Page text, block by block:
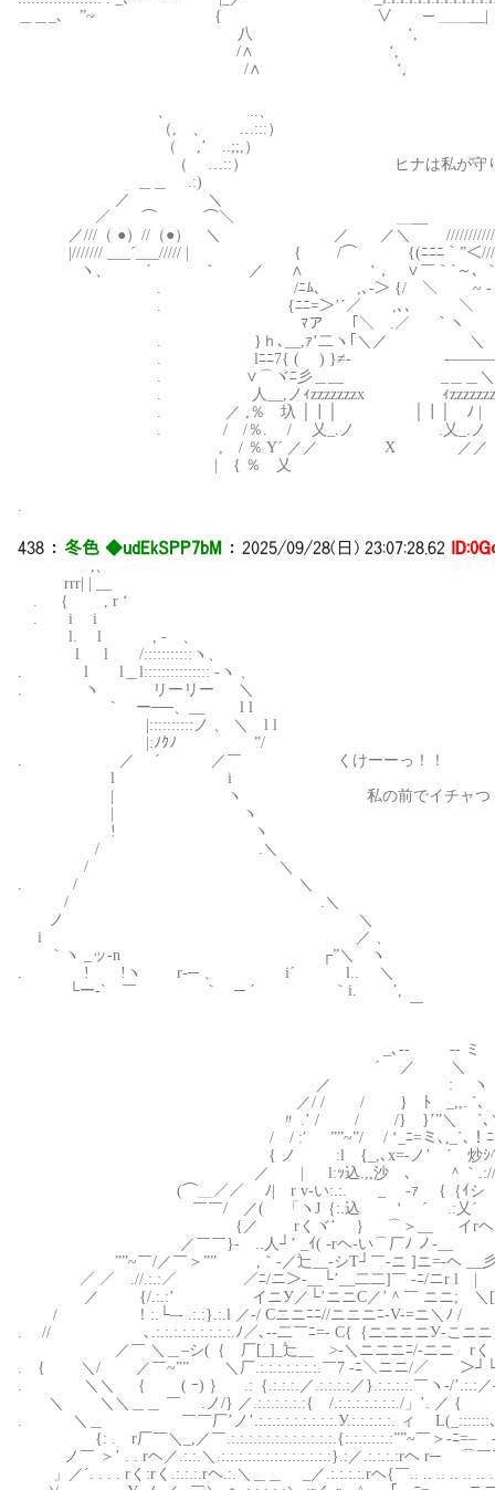
＿＿_､ ”~ { ∨￣ ─ ＿＿__|
八 ‘,
/∧ ‘,
/∧ ‘,
（, 、 …:::）
（ ,’ ..;;,）
（ …::） ヒナは私が守りま
＿＿ .:)
／ ＼
／ ⌒ ⌒＼ ＿__ ／{＿_,ｨ
／///（ ●）//（●） ＼ ／ ／＼ ////////////
|/////// ___´___///// | { /⌒￣ {(ﾆﾆﾆ｀”＜
ヽ、 ´ ｀ ／ ∧ ‘， ∨￣｀`～､ ｀”＜ﾆﾆﾆ
. /ﾆﾑ､ ,､‐＞ {/￣＼ ~ ‐ _｀`ノ
. {ﾆﾆ=＞’´／ ,､､ ＼ ` ､
ﾏア 「＼ .／ ｀ヽ ＼
. }ｈ､__,ｧ’二ヽ｢＼／ ＼ ヽ
. lﾆﾆ7{ ( ) }≠- -―――-‘， ‘
. ∨⌒ヾﾆ彡＿__ _＿＿＼. l’，
. 人__,ノｨzzzzzzzx ｨzzzzzzz
. ／ ,％ 圦 │┃│ │┃│ ﾉ | ’, ‘,
. / /％. / 乂_.ノ .乂_.ノ ./
, / ％ Y´ ／／ X ／／ /
| { ％ 乂 / │
.
438 ： 冬色 ◆udEkSPP7bM ： 2025/09/28(日) 23:07:28.62
rrr| | __
. ｛ , r ‘
. i i
l. l , - 、
l l /:::::::::::ヽ、
. l l＿l::::::::::::::: -ヽ 、
. ヽ リーリー ＼
` ー──、__ l l
|::::::::::ノ 、 ＼ l l
|:ﾉｸﾉ ”/
. ／ ´ ／￣ くけーーっ！！
l i
| ヽ 私の前でイチャつくんじゃ
| ヽ
! ヽ
/ .＼
/ ＼
. / ＼
/ .＼
ノ ＼
i ／ 、
｀ヽ _ッ-n ┌”＼ ヽ
. ! !ヽ r-─ 、 i´ l.. ＼
└ー-` ￣ ｀ ─ ´ ｀i. ’,
￣
_､-‐ ‐- ミ
´ ／ ＼ ｀
／ : ヽ ヽ/こ
／/ / / } ﾄ _,,. `､ ＼’rヘ}: l
〃 .’ / / /} }’”＼ `､＼{ニ(
/ / :′ ””~”/ / ‘_ﾆ=ミ､,_`､！ﾆ＼＜{
{ ノ :l {_,､x=-ノ’ ´ 炒ｼ^)ｱ^”
／ | l:ｯ込.,,沙 ､ ＾｀.://;_／ ､
(⌒＿／／ ﾉ| r v-い:.:. _ ‐ｧ {｛ｲシ ￣ .
￣￣/ ／( 「ヽJ｛:.込 ＇ ´ .:
{／ rくヾ’ ｝ ⌒＞__ イrヘ⌒ .| .
／￣￣}- ..人┘’ _ｲ( -rヘ-い⌒厂ﾉ ノ-__ |
””~￣/／￣＞”” ,｀-／辷__-シT┘￣-ニ ]ニ=-
／ ／￣.//.:.:／ ／ﾆ/ニ＞-__└’__二二]￣ -ﾆ/
／ {/.:.:’ イニУ／└’ニニC／’＾￣ ニニ
/ ！:.└–‐ .:.:}.:.l ／-/ Cニニﾆﾆ//ニニニﾆ-V-=ニ＼ﾉ
. // ､.:.:.:.:.:.:.:.:.:.ﾉ／､-‐二￣ﾆ=- C{｛ニニニニУ-こニ
／￣ ＼＿–シ(｛ 厂[_]_辷__ >-＼ニニニﾆ/-ニニ rく
. { ＼/ ／￣~”” ＼厂.:.:.:.:.:.:.:.￣7 -ﾆ＼ニニ/／￣￣＞
. ＼＼ ｛ ( ｰ) ｝ .:｛.:.:.:.／.:.:.:.:／}.:.:.:.:.￣ヽ-/
＼ ＼＼＿＿ ￣ .ノ/} ／.:.:.:.:.:.:{ /.:.:.:.:.:.:.:./」
. ＼＿ ￣￣厂’ノ’.:.:.:.:.:.:.:.:.:.У.:.:.:.:.:. ィ
{: . r厂￣＼_,／￣.:.:.:.:.:.:.:.:.:.:.:.:.{:.:.:.:.:.:””~￣＞-ﾆ=– -‐
ノ￣ ＞’ . . rヘ／.:.:.＼.:.:.:.:.:.:.:.:.:.:.:.:.:}.:／.:.:.:.:rヘ r─ ⌒￣
」／´. . . . rく:rく.:.:.:.rヘ.:.＼＿＿ _／.:.:.:.:.rヘ{￣.. .. .. .. .. ..